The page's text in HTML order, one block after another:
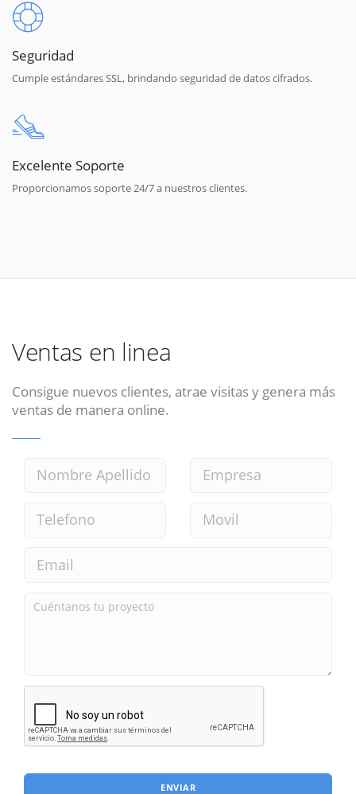
Seguridad
Cumple estándares SSL, brindando seguridad de datos cifrados.
Excelente Soporte
Proporcionamos soporte 24/7 a nuestros clientes.
Ventas en linea
Consigue nuevos clientes, atrae visitas y genera más
ventas de manera online.
ENVIAR